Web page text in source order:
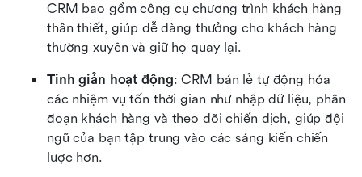
CRM bao gồm công cụ chương trình khách hàng
thân thiết, giúp dễ dàng thưởng cho khách hàng
thường xuyên và giữ họ quay lại.
Tinh giản hoạt động: CRM bán lẻ tự động hóa
các nhiệm vụ tốn thời gian như nhập dữ liệu, phân
đoạn khách hàng và theo dõi chiến dịch, giúp đội
ngũ của bạn tập trung vào các sáng kiến chiến
lược hơn.